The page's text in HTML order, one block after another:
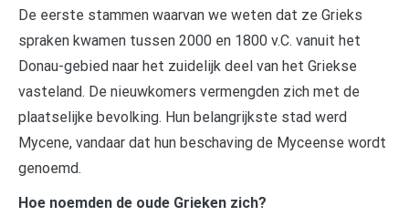
De eerste stammen waarvan we weten dat ze Grieks
spraken kwamen tussen 2000 en 1800 v.C. vanuit het
Donau-gebied naar het zuidelijk deel van het Griekse
vasteland. De nieuwkomers vermengden zich met de
plaatselijke bevolking. Hun belangrijkste stad werd
Mycene, vandaar dat hun beschaving de Myceense wordt
genoemd.
Hoe noemden de oude Grieken zich?